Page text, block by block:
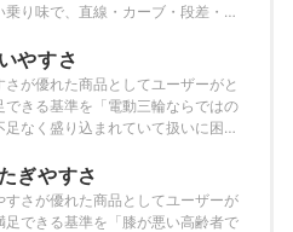
乗り味で、直線・カーブ・段差・傾
商品の検証を行いました。
やすさ
さが優れた商品としてユーザーがと
できる基準を「電動三輪ならではの
足なく盛り込まれていて扱いに困る
行いました。
ぎやすさ
すさが優れた商品としてユーザーが
足できる基準を「膝が悪い高齢者で